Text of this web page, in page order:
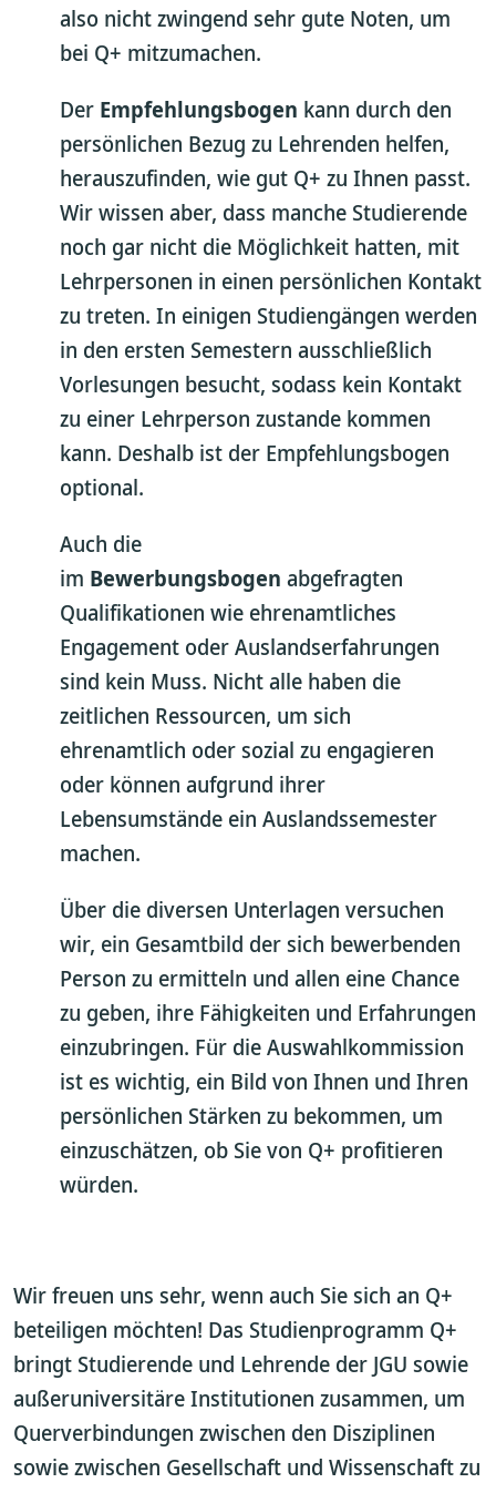
also nicht zwingend sehr gute Noten, um
bei Q+ mitzumachen.
Der Empfehlungsbogen kann durch den
persönlichen Bezug zu Lehrenden helfen,
herauszufinden, wie gut Q+ zu Ihnen passt.
Wir wissen aber, dass manche Studierende
noch gar nicht die Möglichkeit hatten, mit
Lehrpersonen in einen persönlichen Kontakt
zu treten. In einigen Studiengängen werden
in den ersten Semestern ausschließlich
Vorlesungen besucht, sodass kein Kontakt
zu einer Lehrperson zustande kommen
kann. Deshalb ist der Empfehlungsbogen
optional.
Auch die
im Bewerbungsbogen abgefragten
Qualifikationen wie ehrenamtliches
Engagement oder Auslandserfahrungen
sind kein Muss. Nicht alle haben die
zeitlichen Ressourcen, um sich
ehrenamtlich oder sozial zu engagieren
oder können aufgrund ihrer
Lebensumstände ein Auslandssemester
machen.
Über die diversen Unterlagen versuchen
wir, ein Gesamtbild der sich bewerbenden
Person zu ermitteln und allen eine Chance
zu geben, ihre Fähigkeiten und Erfahrungen
einzubringen. Für die Auswahlkommission
ist es wichtig, ein Bild von Ihnen und Ihren
persönlichen Stärken zu bekommen, um
einzuschätzen, ob Sie von Q+ profitieren
würden.
Wir freuen uns sehr, wenn auch Sie sich an Q+
beteiligen möchten! Das Studienprogramm Q+
bringt Studierende und Lehrende der JGU sowie
außeruniversitäre Institutionen zusammen, um
Querverbindungen zwischen den Disziplinen
sowie zwischen Gesellschaft und Wissenschaft zu